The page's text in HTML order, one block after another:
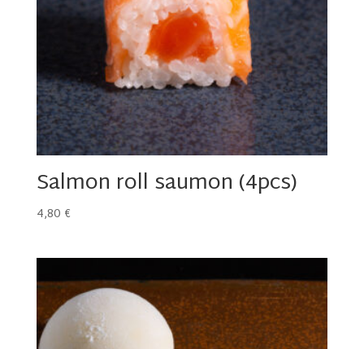
Salmon roll saumon (4pcs)
4,80 €